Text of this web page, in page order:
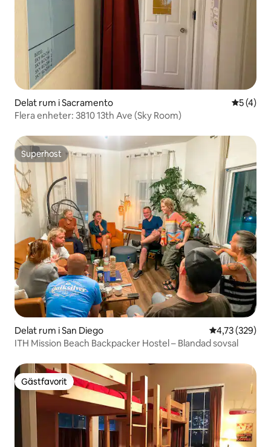
Delat rum i Sacramento 5 av 5 i
5 (4)
Flera enheter: 3810 13th Ave (Sky Room)
Superhost
Superhost
Delat rum i San Diego 4,73 av 5 i
4,73 (329)
ITH Mission Beach Backpacker Hostel – Blandad sovsal
Gästfavorit
Gästfavorit